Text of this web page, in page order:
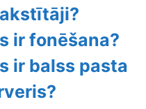
ir fonēšana?
ir balss pasta